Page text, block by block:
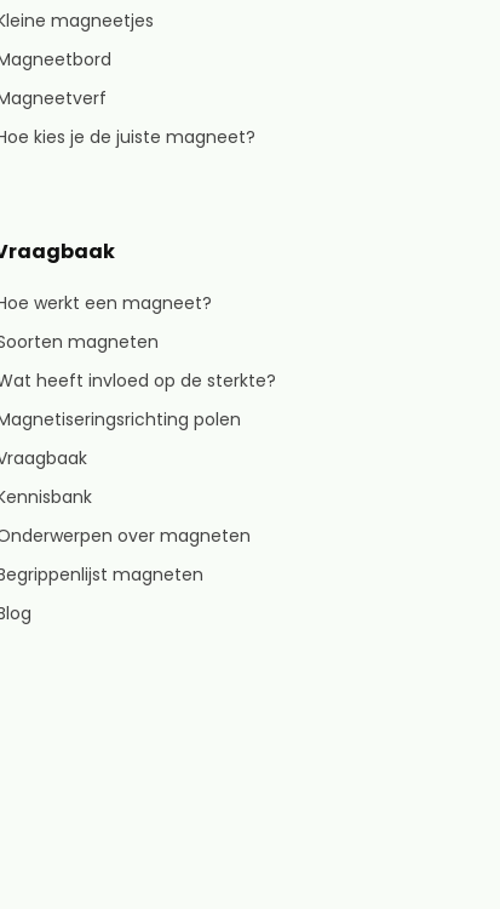
magneetjes
kies je de juiste magneet?
werkt een magneet?
magneten
heeft invloed op de sterkte?
polen
over magneten
magneten